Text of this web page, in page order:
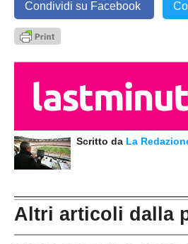
Condividi su Facebook
Scritto da La
Altri articoli dalla